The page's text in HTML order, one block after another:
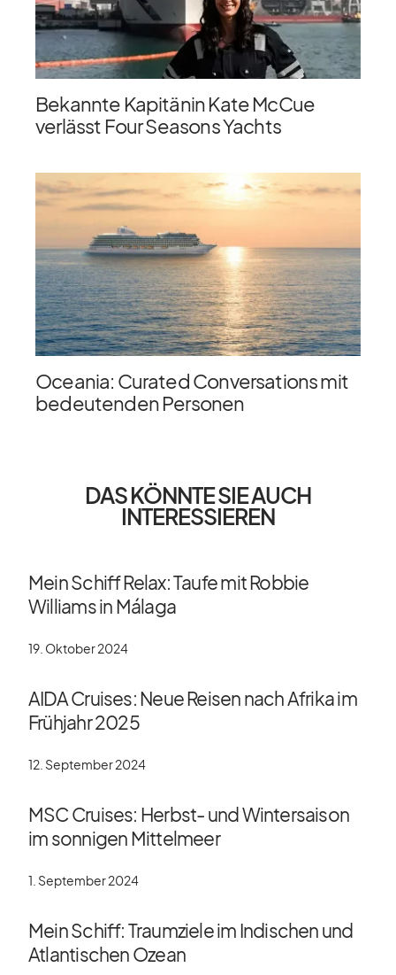
Bekannte Kapitänin Kate McCue
verlässt Four Seasons Yachts
Oceania: Curated Conversations mit
bedeutenden Personen
DAS KÖNNTE SIE AUCH
INTERESSIEREN
Mein Schiff Relax: Taufe mit Robbie
Williams in Málaga
19. Oktober 2024
AIDA Cruises: Neue Reisen nach Afrika im
Frühjahr 2025
12. September 2024
MSC Cruises: Herbst- und Wintersaison
im sonnigen Mittelmeer
1. September 2024
Mein Schiff: Traumziele im Indischen und
Atlantischen Ozean